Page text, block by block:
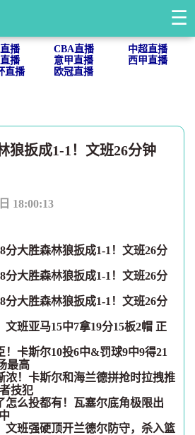
☰
播 CBA直播
中超直播
播 意甲直播
西甲直播
直播 欧冠直播
狼扳成1-1！文班26分钟
18:00:13
分大胜森林狼扳成1-1！文班26分
分大胜森林狼扳成1-1！文班26分
分大胜森林狼扳成1-1！文班26分
班亚马15中7拿19分15板2帽 正
卡斯尔10投6中&罚球9中9得21
最高
浓！卡斯尔和海兰德拼抢时拉拽推
技犯
怎么投都有！瓦塞尔底角极限出
文班强硬顶开兰德尔防守，杀入篮